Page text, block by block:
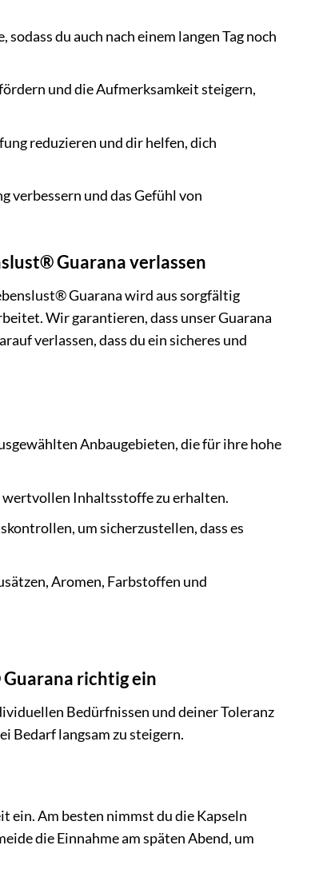
du auch nach einem langen Tag noch
und die Aufmerksamkeit steigern,
reduzieren und dir helfen, dich
verbessern und das Gefühl von
Guarana verlassen
Guarana wird aus sorgfältig
Wir garantieren, dass unser Guarana
verlassen, dass du ein sicheres und
Anbaugebieten, die für ihre hohe
wertvollen Inhaltsstoffe zu erhalten.
um sicherzustellen, dass es
Aromen, Farbstoffen und
richtig ein
Bedürfnissen und deiner Toleranz
Bedarf langsam zu steigern.
ein. Am besten nimmst du die Kapseln
die Einnahme am späten Abend, um